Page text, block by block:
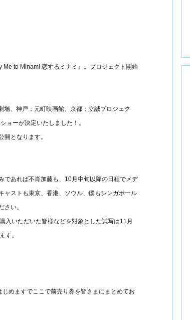
to Minami 恋するミナミ』。プロジェクト開始
、神戸；元町映画館、京都；立誠プロジェク
ョーが決定いたしました！。
となります。
であれば不肖加藤も、10月中旬以降の日程でメデ
ャストも東京、香港、ソウル、僕もシンガポール
い。
入いただいた皆様などを対象とした試写は11月
す。
めますでここで前売り券を皆さまにまとめてお